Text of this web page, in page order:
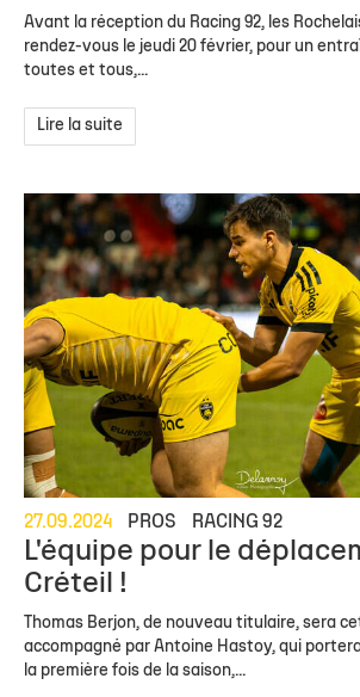
Avant la réception du Racing 92, les
rendez-vous le jeudi 20 février, pour un
toutes et tous,...
Lire la suite
27.09.2024 PROS RACING 92
L'équipe pour le
Créteil !
Thomas Berjon, de nouveau titulaire, sera
accompagné par Antoine Hastoy, qui
la première fois de la saison,...